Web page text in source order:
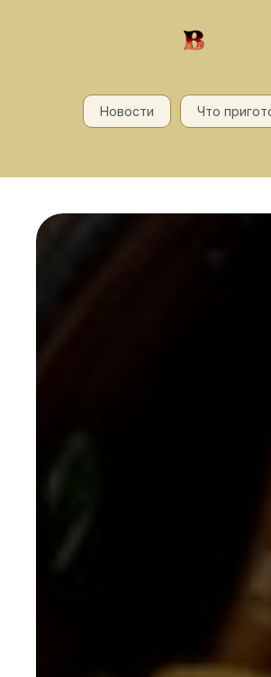
Новости Что